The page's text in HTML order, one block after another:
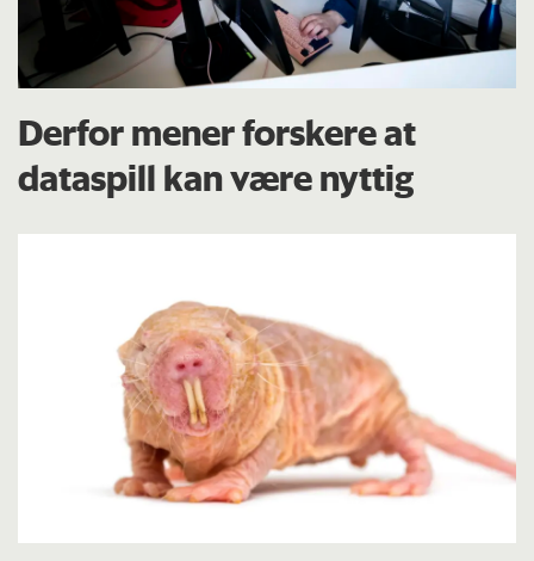
Derfor mener forskere at
dataspill kan være nyttig